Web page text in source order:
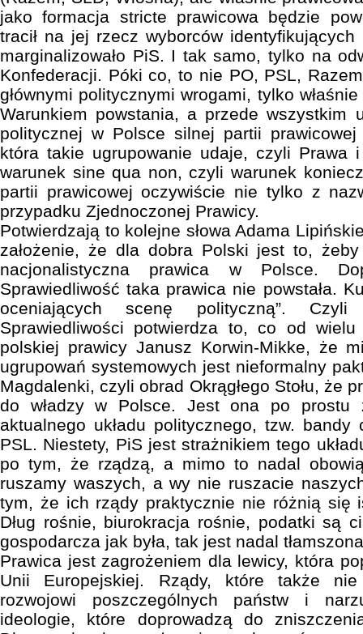
jako formacja stricte prawicowa będzie
tracił na jej rzecz wyborców
marginalizowało PiS. I tak samo, tylko na
Konfederacji. Póki co, to nie PO, PSL,
głównymi politycznymi wrogami, tylko
Warunkiem powstania, a przede wszystkim
politycznej w Polsce silnej partii
która takie ugrupowanie udaje, czyli Prawa
warunek sine qua non, czyli warunek
partii prawicowej oczywiście nie tylko z
przypadku Zjednoczonej Prawicy.
Potwierdzają to kolejne słowa Adama
założenie, że dla dobra Polski jest to, żeby
nacjonalistyczna prawica w Polsce.
Sprawiedliwość taka prawica nie powstała.
oceniających scenę polityczną”.
Sprawiedliwości potwierdza to, co od
polskiej prawicy Janusz Korwin-Mikke, że
ugrupowań systemowych jest nieformalny
Magdalenki, czyli obrad Okrągłego Stołu, że
do władzy w Polsce. Jest ona po prostu
aktualnego układu politycznego, tzw.
PSL. Niestety, PiS jest strażnikiem tego
po tym, że rządzą, a mimo to nadal
ruszamy waszych, a wy nie ruszacie
tym, że ich rządy praktycznie nie różnią się
Dług rośnie, biurokracja rośnie, podatki są
gospodarcza jak była, tak jest nadal
Prawica jest zagrożeniem dla lewicy, która
Unii Europejskiej. Rządy, które także nie
rozwojowi poszczególnych państw i
ideologie, które doprowadzą do